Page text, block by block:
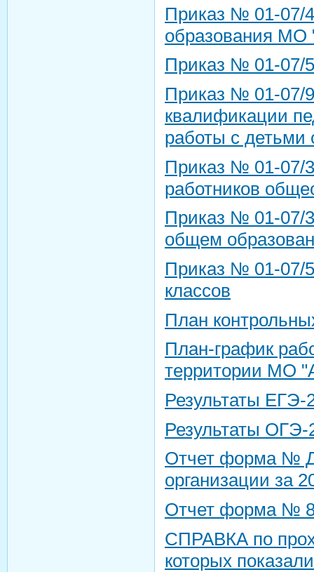
Приказ № 01-07/
образования МО
Приказ № 01-07/
Приказ № 01-07/
квалификации
работы с
Приказ № 01-07/
работников
Приказ № 01-07/
общем
Приказ № 01-07/
классов
План
План-график
территории МО
Результаты ЕГЭ-
Результаты ОГЭ-
Отчет форма №
организации за
Отчет форма № 8
СПРАВКА по
которых